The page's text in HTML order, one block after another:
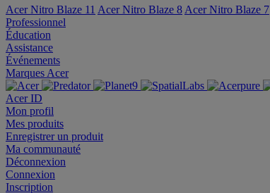
Acer Nitro Blaze 11 Acer Nitro Blaze 8 Acer Nitro Blaze 7
Professionnel
Éducation
Assistance
Événements
Marques Acer
Acer ID
Mon profil
Mes produits
Enregistrer un produit
Ma communauté
Déconnexion
Connexion
Inscription